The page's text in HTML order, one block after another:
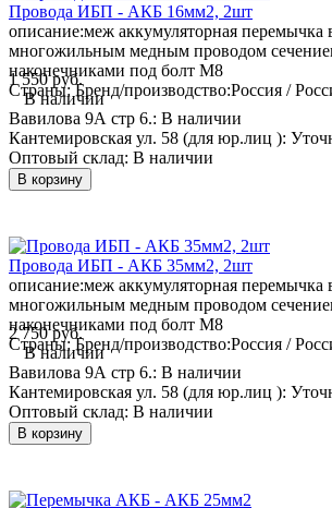
Провода ИБП - АКБ 16мм2, 2шт
описание:меж аккумуляторная перемычка
многожильным медным проводом
наконечниками под болт М8
Страны: Бренд/производство:Россия /
1 550 руб.
В наличии
Вавилова 9А стр 6.: В наличии
Кантемировская ул. 58 (для юр.лиц ):
Оптовый склад: В наличии
В корзину
Провода ИБП - АКБ 35мм2, 2шт
описание:меж аккумуляторная перемычка
многожильным медным проводом
наконечниками под болт М8
Страны: Бренд/производство:Россия /
2 750 руб.
В наличии
Вавилова 9А стр 6.: В наличии
Кантемировская ул. 58 (для юр.лиц ):
Оптовый склад: В наличии
В корзину